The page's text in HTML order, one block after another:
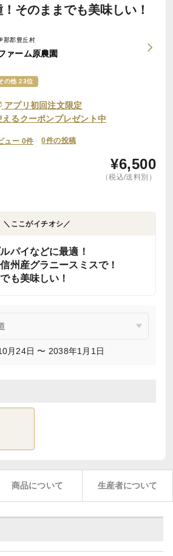
そのままでも美味しい！
那郡豊丘村
ァーム原農園
の他 23位
アプリ初回注文限定
えるクーポンプレゼント中
ュー 0件 0件の投稿
¥6,500
（税込/送料別）
＼ここがイチオシ／
パイなどに最適！
州産グラニースミスで！
も美味しい！
月24日 〜 2038年1月1日
商品について 生産者について